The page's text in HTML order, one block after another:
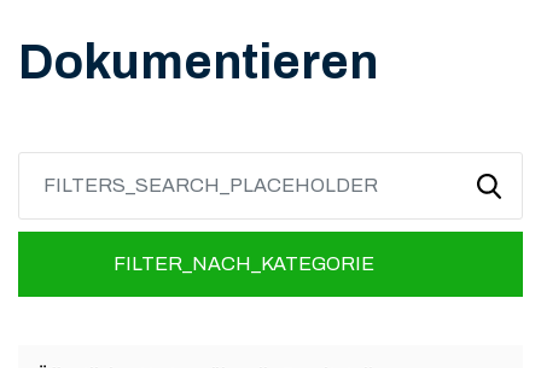
Dokumentieren
FILTER_NACH_KATEGORIE